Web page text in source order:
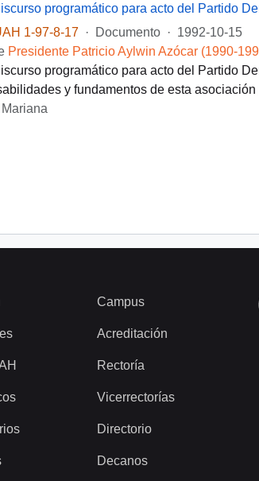
programático para acto del Partido
1-97-8-17
· Documento · 1992-10-15
Presidente Patricio Aylwin Azócar (1990-
programático para acto del Partido
y fundamentos de esta asociación
Campus
Acreditación
Rectoría
Vicerrectorías
Directorio
Decanos